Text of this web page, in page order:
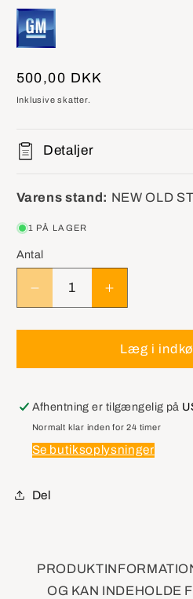
Normalpris
500,00 DKK
Inklusive skatter.
Detaljer
Varens stand: NEW OLD
1 PÅ LAGER
Antal
Reducer
antallet
for
26046984
Asm,Steering
Column
Electric
Parking
Øg
antallet
for
GM
26046984
Column
Electric
Parking
Læg i
Afhentning er tilgængelig på
Normalt klar inden for 24 timer
Se butiksoplysninger
Del
OG KAN INDEHOLDE